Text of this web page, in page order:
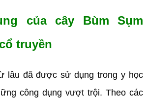
của cây Bùm Sụm
truyền
lâu đã được sử dụng trong y học
công dụng vượt trội. Theo các